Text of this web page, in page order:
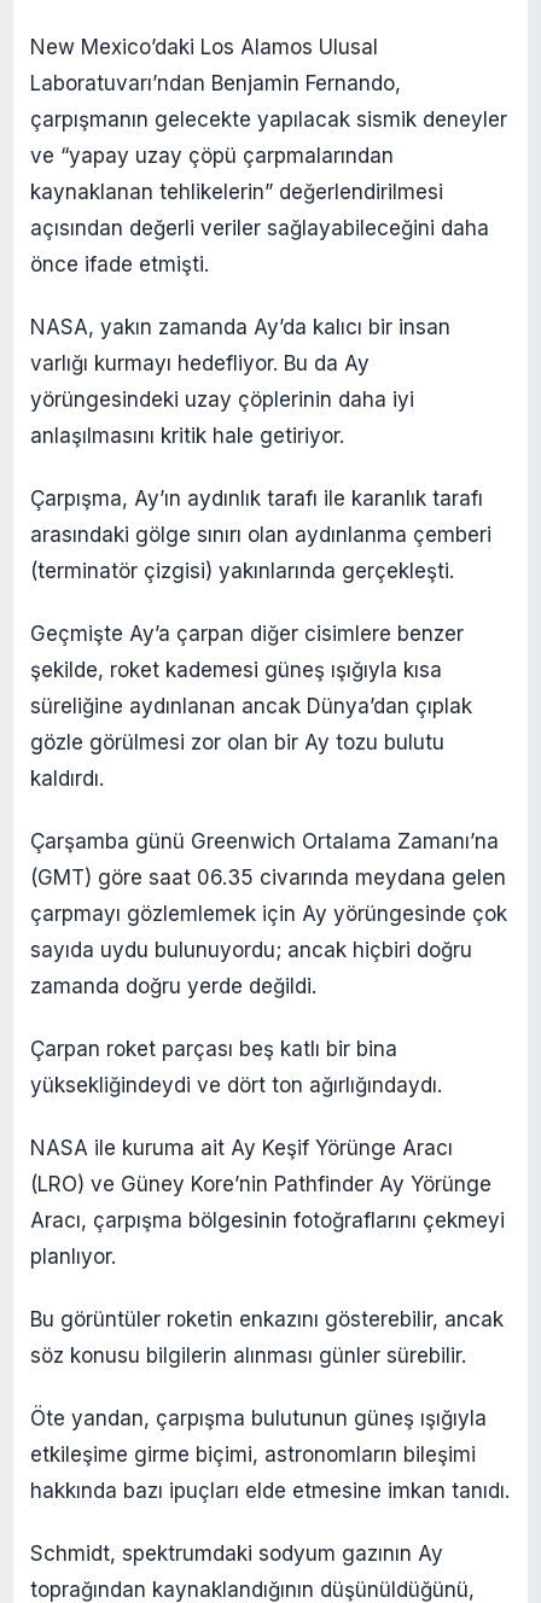
New Mexico’daki Los Alamos Ulusal
Laboratuvarı’ndan Benjamin Fernando,
çarpışmanın gelecekte yapılacak sismik deneyler
ve “yapay uzay çöpü çarpmalarından
kaynaklanan tehlikelerin” değerlendirilmesi
açısından değerli veriler sağlayabileceğini daha
önce ifade etmişti.
NASA, yakın zamanda Ay’da kalıcı bir insan
varlığı kurmayı hedefliyor. Bu da Ay
yörüngesindeki uzay çöplerinin daha iyi
anlaşılmasını kritik hale getiriyor.
Çarpışma, Ay’ın aydınlık tarafı ile karanlık tarafı
arasındaki gölge sınırı olan aydınlanma çemberi
(terminatör çizgisi) yakınlarında gerçekleşti.
Geçmişte Ay’a çarpan diğer cisimlere benzer
şekilde, roket kademesi güneş ışığıyla kısa
süreliğine aydınlanan ancak Dünya’dan çıplak
gözle görülmesi zor olan bir Ay tozu bulutu
kaldırdı.
Çarşamba günü Greenwich Ortalama Zamanı’na
(GMT) göre saat 06.35 civarında meydana gelen
çarpmayı gözlemlemek için Ay yörüngesinde çok
sayıda uydu bulunuyordu; ancak hiçbiri doğru
zamanda doğru yerde değildi.
Çarpan roket parçası beş katlı bir bina
yüksekliğindeydi ve dört ton ağırlığındaydı.
NASA ile kuruma ait Ay Keşif Yörünge Aracı
(LRO) ve Güney Kore’nin Pathfinder Ay Yörünge
Aracı, çarpışma bölgesinin fotoğraflarını çekmeyi
planlıyor.
Bu görüntüler roketin enkazını gösterebilir, ancak
söz konusu bilgilerin alınması günler sürebilir.
Öte yandan, çarpışma bulutunun güneş ışığıyla
etkileşime girme biçimi, astronomların bileşimi
hakkında bazı ipuçları elde etmesine imkan tanıdı.
Schmidt, spektrumdaki sodyum gazının Ay
toprağından kaynaklandığının düşünüldüğünü,